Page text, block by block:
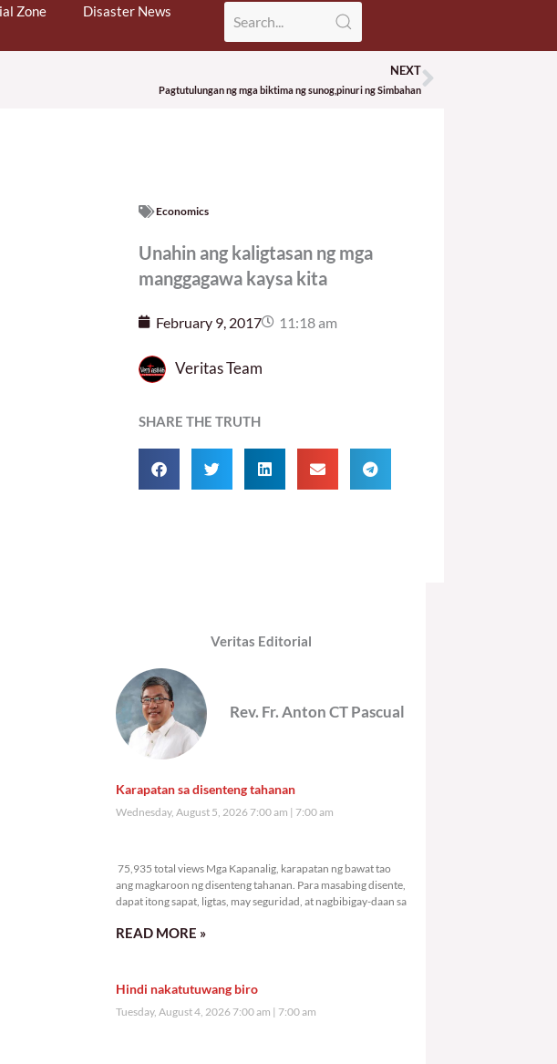
Zone Disaster News
NEXT
Pagtutulungan ng mga biktima ng sunog,pinuri ng SimbahanNext
Economics
Unahin ang kaligtasan ng mga
manggagawa kaysa kita
February 9, 2017 11:18 am
Veritas Team
SHARE THE TRUTH
Veritas Editorial
Rev. Fr. Anton CT Pascual
Karapatan sa disenteng tahanan
Wednesday, August 5, 2026 7:00 am 7:00 am
75,935 total views Mga Kapanalig, karapatan ng bawat tao
ang magkaroon ng disenteng tahanan. Para masabing disente,
dapat itong sapat, ligtas, may seguridad, at nagbibigay-daan sa
READ MORE »
Hindi nakatutuwang biro
Tuesday, August 4, 2026 7:00 am 7:00 am